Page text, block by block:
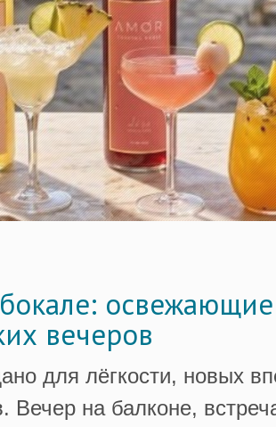
вечеров
для лёгкости, новых
Вечер на балконе,